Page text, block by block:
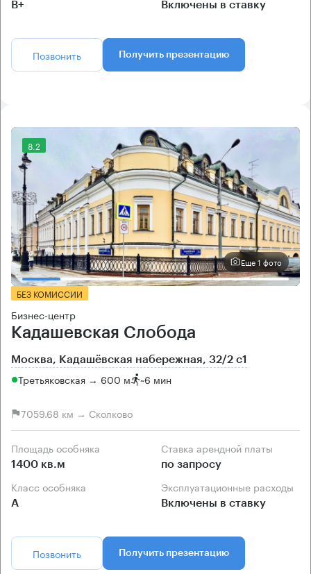
B+ Включены в ставку
Позвонить Получить презентацию
8.2
Еще 1 фото
БЕЗ КОМИССИИ
Бизнес-центр
Кадашевская Слобода
Москва, Кадашёвская набережная, 32/2 с1
Третьяковская → 600 м ~6 мин
7059.68 км → Сколково
Площадь особняка
1400 кв.м
Ставка арендной платы
по запросу
Класс особняка
А
Эксплуатационные расходы
Включены в ставку
Позвонить Получить презентацию